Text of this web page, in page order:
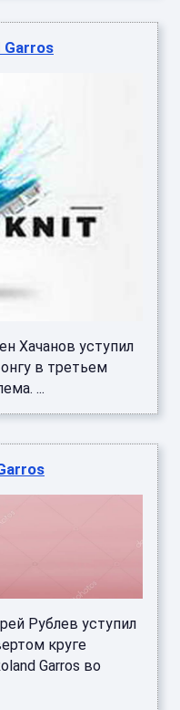
Garros
Хачанов уступил
в третьем
...
Рублев уступил
круге
Garros во